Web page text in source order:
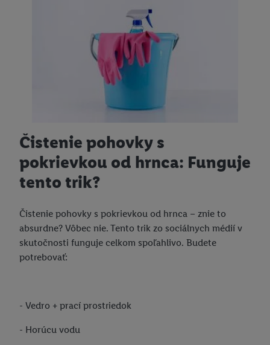
Čistenie pohovky s
pokrievkou od hrnca: Funguje
tento trik?
Čistenie pohovky s pokrievkou od hrnca – znie to
absurdne? Vôbec nie. Tento trik zo sociálnych médií v
skutočnosti funguje celkom spoľahlivo. Budete
potrebovať:
- Vedro + prací prostriedok
- Horúcu vodu